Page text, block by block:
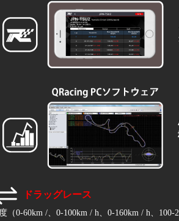
ドラッグレース
（0-60km /、0-100km / h、0-160km / h、100-